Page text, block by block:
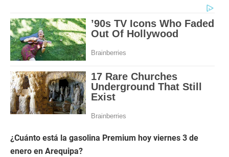
¿Cuánto está la gasolina Premium hoy viernes 3 de
enero en Arequipa?